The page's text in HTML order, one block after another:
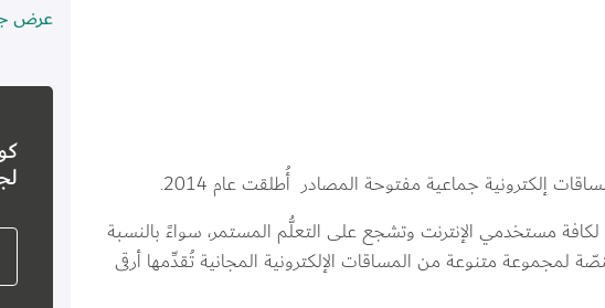
إلكترونية جماعية مفتوحة المصادر  أُطلقت عام 2014.
لكافة مستخدمي الإنترنت وتشجع على التعلُّم المستمر، سواءً بالنسبة
لمجموعة متنوعة من المساقات الإلكترونية المجانية تُقدِّمها أرقى
عرض